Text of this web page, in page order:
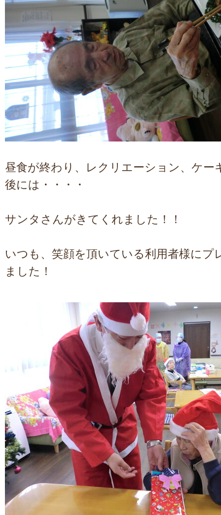
昼食が終わり、レクリエーション、ケー
後には・・・・
サンタさんがきてくれました！！
いつも、笑顔を頂いている利用者様にプ
ました！